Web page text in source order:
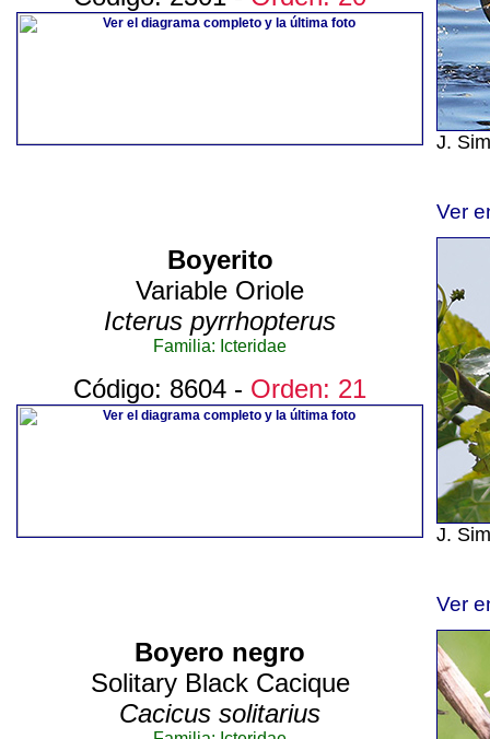
J.
Ver
Boyerito
Variable Oriole
Icterus pyrrhopterus
Familia: Icteridae
Código: 8604 - Orden: 21
J.
Ver
Boyero negro
Solitary Black Cacique
Cacicus solitarius